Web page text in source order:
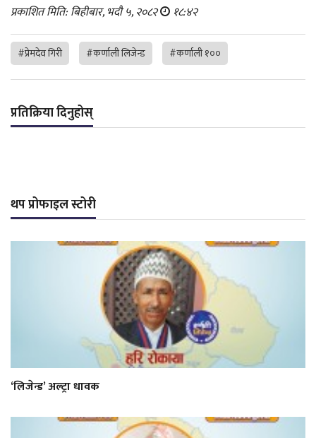
प्रकाशित मिति: बिहीबार, भदौ ५, २०८२ १८:४२
#प्रेमदेव गिरी #कर्णाली लिजेन्ड #कर्णाली १००
प्रतिक्रिया दिनुहोस्
थप प्रोफाइल स्टोरी
‘लिजेन्ड’ अल्ट्रा धावक